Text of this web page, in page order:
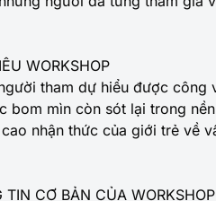
WORKSHOP
tham dự hiểu được công
bom mìn còn sót lại trong
nhận thức của giới trẻ về
TIN CƠ BẢN CỦA WORKSHOP